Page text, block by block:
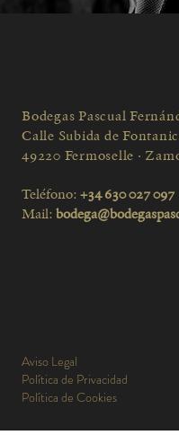
Bodegas Pascual
Calle Subida de
49220 Fermoselle ·
Teléfono: +34 630 027 097
Mail:
Aviso Legal
Política de Privacidad
Política de Cookies